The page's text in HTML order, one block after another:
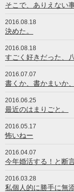
そこで、ありえない
2016.08.18
決めた。
2016.08.18
すごく好きだった、
2016.07.07
書くか、書かまいか
2016.06.25
最近のはまりごと。
2016.05.17
怖いねー
2016.04.07
今年婚活する！と断
2016.03.28
私個人的に勝手に無